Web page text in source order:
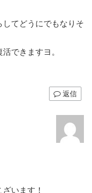
てどうにでもなりそ
できますヨ。
返信
います！